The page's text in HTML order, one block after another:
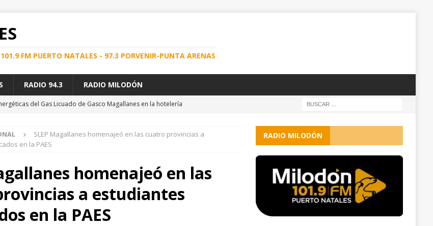
FM PUERTO NATALES - 97.3 PORVENIR-PUNTA ARENAS
RADIO 94.3 RADIO MILODÓN
del Gas Licuado de Gasco Magallanes en la hotelería
AUTORIDAD MARÍTIMA Y CARABINEROS DE CHILE PERMITIÓ
prófugo por delito de explotación sexual
PUNTA ARENAS
en el Hospital Clínico de Magallanes
REGIONAL
se dio inicio a nuevo servicio terrestre que une
SLEP Magallanes homenajeó en las cuatro provincias a
en la PAES
homenajeó en las
a estudiantes
en la PAES
RADIO MILODÓN